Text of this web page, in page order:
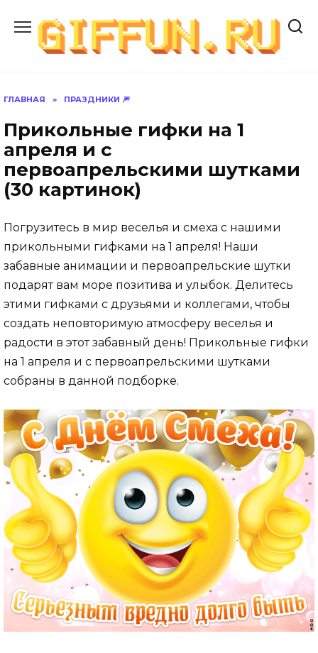
содержанию
ГЛАВНАЯ » ПРАЗДНИКИ 🎆
Прикольные гифки на 1
апреля и с
первоапрельскими шутками
(30 картинок)
Погрузитесь в мир веселья и смеха с нашими
прикольными гифками на 1 апреля! Наши
забавные анимации и первоапрельские шутки
подарят вам море позитива и улыбок. Делитесь
этими гифками с друзьями и коллегами, чтобы
создать неповторимую атмосферу веселья и
радости в этот забавный день! Прикольные гифки
на 1 апреля и с первоапрельскими шутками
собраны в данной подборке.